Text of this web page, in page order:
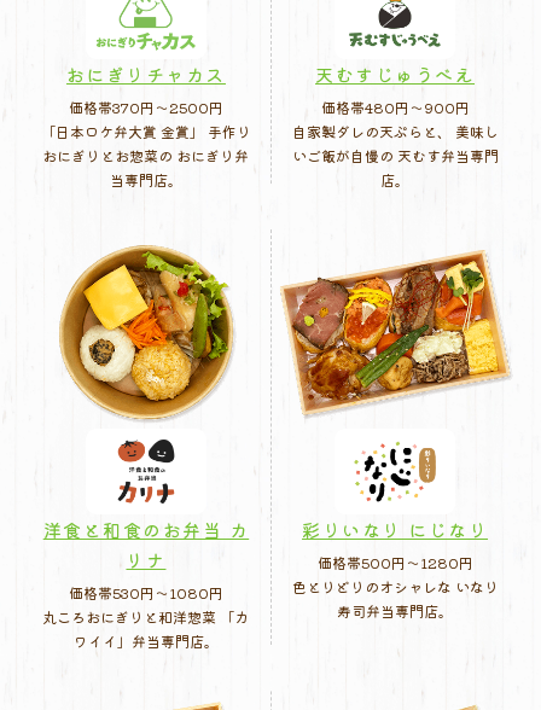
おにぎりチャカス
価格帯370円〜2500円
「日本ロケ弁大賞 金賞」 手作り
おにぎりとお惣菜の おにぎり弁
当専門店。
天むすじゅうべえ
価格帯480円〜900円
自家製ダレの天ぷらと、 美味し
いご飯が自慢の 天むす弁当専門
店。
洋食と和食のお弁当 カ
リナ
価格帯530円〜1080円
丸ころおにぎりと和洋惣菜 「カ
ワイイ」弁当専門店。
彩りいなり にじなり
価格帯500円〜1280円
色とりどりのオシャレな いなり
寿司弁当専門店。